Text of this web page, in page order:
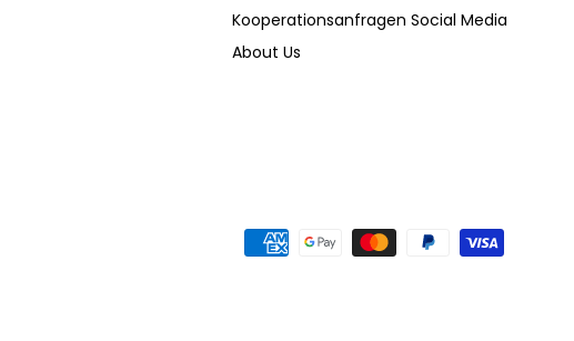
Kooperationsanfragen Social Media
About Us